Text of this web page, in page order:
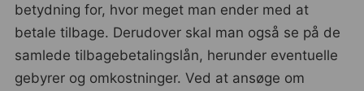
betydning for, hvor meget man ender med at
betale tilbage. Derudover skal man også se på de
samlede tilbagebetalingslån, herunder eventuelle
gebyrer og omkostninger. Ved at ansøge om